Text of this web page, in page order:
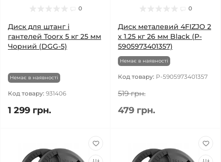
0
Диск для штанг і
гантелей Toorx 5 кг 25 мм
Чорний (DGG-5)
Немає в наявності
Код товару: 931406
1 299 грн.
0
Диск металевий 4FIZJO 2
x 1.25 кг 26 мм Black (P-
5905973401357)
Немає в наявності
Код товару: P-5905973401357
519 грн.
479 грн.